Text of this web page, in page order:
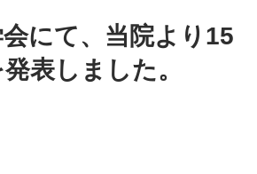
にて、当院より15
表しました。